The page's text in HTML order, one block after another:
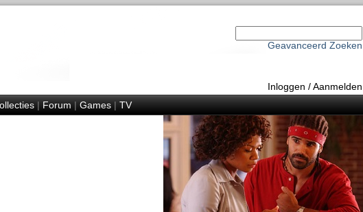
Geavanceerd Zoeken
Inloggen /Aanmelden
|Forum|Games|TV